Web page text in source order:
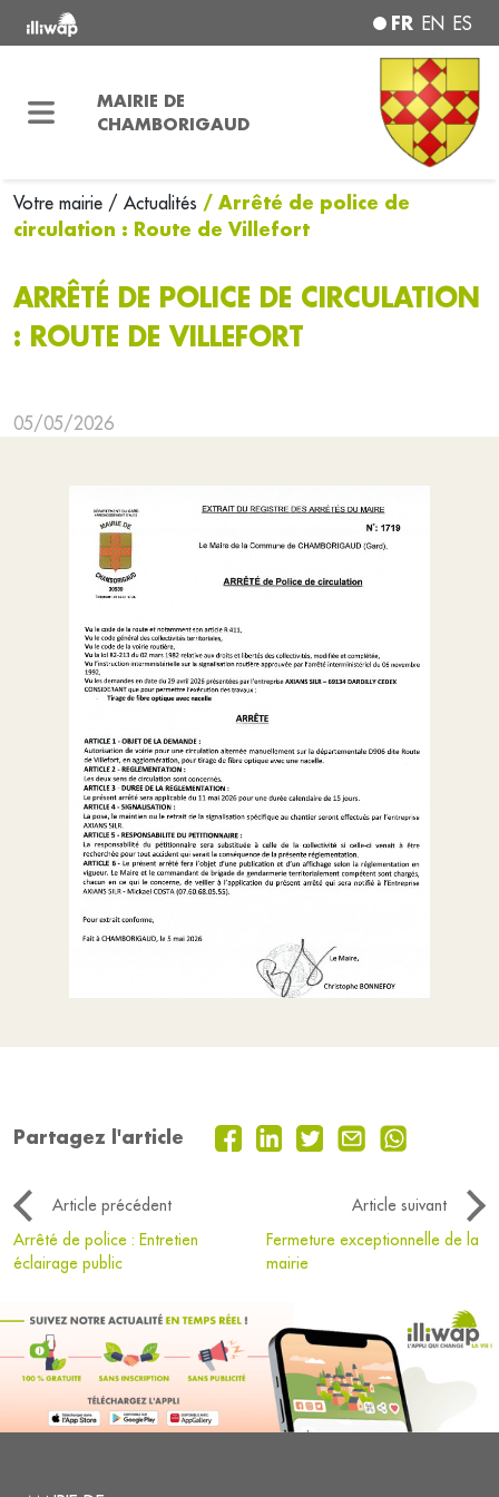
FR EN ES
MAIRIE DE
CHAMBORIGAUD
Votre mairie / Actualités / Arrêté de police de
circulation : Route de Villefort
ARRÊTÉ DE POLICE DE CIRCULATION
: ROUTE DE VILLEFORT
05/05/2026
Partagez l'article
Article précédent
Article suivant
Arrêté de police : Entretien
éclairage public
Fermeture exceptionnelle de la
mairie